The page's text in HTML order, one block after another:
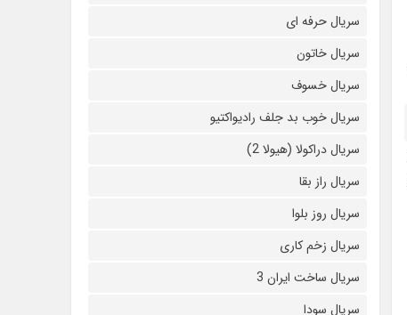
سریال حرفه ای
سریال خاتون
سریال خسوف
سریال خوب بد جلف رادیواکتیو
سریال دراکولا (هیولا 2)
سریال راز بقا
سریال روز بلوا
سریال زخم کاری
سریال ساخت ایران 3
سریال سودا